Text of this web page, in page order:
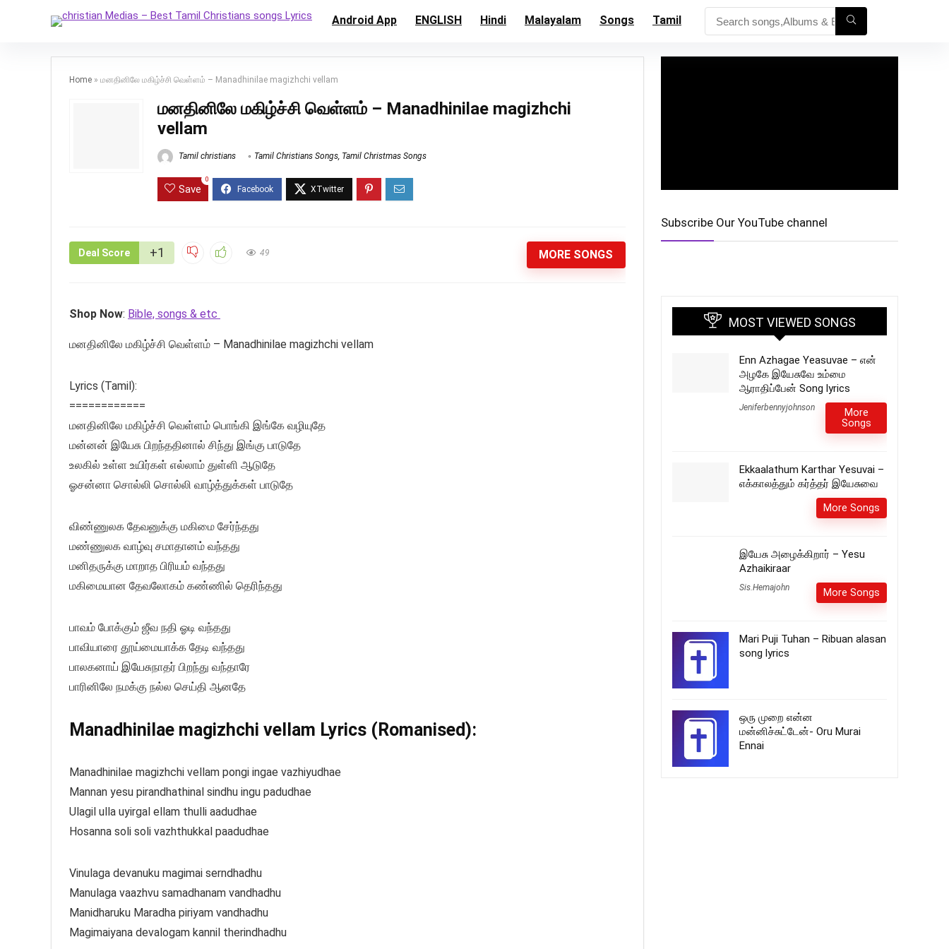
Android App ENGLISH Hindi Malayalam Songs Tamil
Home » மனதினிலே மகிழ்ச்சி வெள்ளம் – Manadhinilae magizhchi vellam
மனதினிலே மகிழ்ச்சி வெள்ளம் – Manadhinilae magizhchi
vellam
Tamil christians Tamil Christians Songs, Tamil Christmas Songs
Save
0
Deal Score +1 49 MORE SONGS
Shop Now: Bible, songs & etc
மனதினிலே மகிழ்ச்சி வெள்ளம் – Manadhinilae magizhchi vellam
Lyrics (Tamil):
============
மனதினிலே மகிழ்ச்சி வெள்ளம் பொங்கி இங்கே வழியுதே
மன்னன் இயேசு பிறந்ததினால் சிந்து இங்கு பாடுதே
உலகில் உள்ள உயிர்கள் எல்லாம் துள்ளி ஆடுதே
ஓசன்னா சொல்லி சொல்லி வாழ்த்துக்கள் பாடுதே
விண்ணுலக தேவனுக்கு மகிமை சேர்ந்தது
மண்ணுலக வாழ்வு சமாதானம் வந்தது
மனிதருக்கு மாறாத பிரியம் வந்தது
மகிமையான தேவலோகம் கண்ணில் தெரிந்தது
பாவம் போக்கும் ஜீவ நதி ஓடி வந்தது
பாவியாரை தூய்மையாக்க தேடி வந்தது
பாலகனாய் இயேசுநாதர் பிறந்து வந்தாரே
பாரினிலே நமக்கு நல்ல செய்தி ஆனதே
Manadhinilae magizhchi vellam Lyrics (Romanised):
Manadhinilae magizhchi vellam pongi ingae vazhiyudhae
Mannan yesu pirandhathinal sindhu ingu padudhae
Ulagil ulla uyirgal ellam thulli aadudhae
Hosanna soli soli vazhthukkal paadudhae
Vinulaga devanuku magimai serndhadhu
Manulaga vaazhvu samadhanam vandhadhu
Manidharuku Maradha piriyam vandhadhu
Magimaiyana devalogam kannil therindhadhu
Subscribe Our YouTube channel
MOST VIEWED SONGS
Enn Azhagae Yeasuvae – என்
அழகே இயேசுவே உம்மை
ஆராதிப்பேன் Song lyrics
Jeniferbennyjohnson
More
Songs
Ekkaalathum Karthar Yesuvai –
எக்காலத்தும் கர்த்தர் இயேசுவை
More Songs
இயேசு அழைக்கிறார் – Yesu
Azhaikiraar
Sis.Hemajohn More Songs
Mari Puji Tuhan – Ribuan alasan
song lyrics
ஒரு முறை என்ன
மன்னிச்சுட்டேன்- Oru Murai
Ennai